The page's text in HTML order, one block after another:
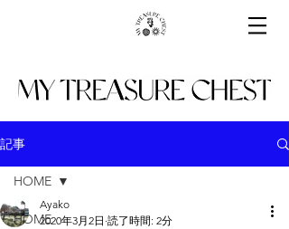
記事
HOME
HOME
Ayako
2020年3月2日 読了時間: 2分